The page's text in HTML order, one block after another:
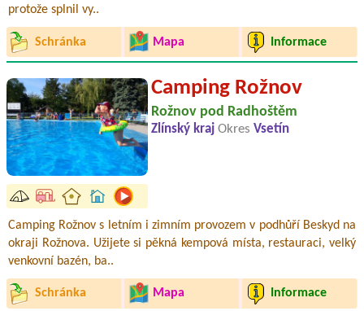
protože splnil vy..
Schránka Mapa Informace
Camping Rožnov
Rožnov pod Radhoštěm
Zlínský kraj Okres Vsetín
Camping Rožnov s letním i zimním provozem v podhůří Beskyd na
okraji Rožnova. Užijete si pěkná kempová místa, restauraci, velký
venkovní bazén, ba..
Schránka Mapa Informace